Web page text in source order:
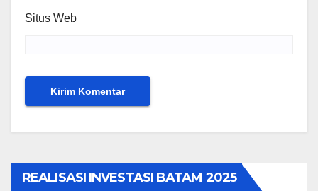
Situs Web
REALISASI INVESTASI BATAM 2025